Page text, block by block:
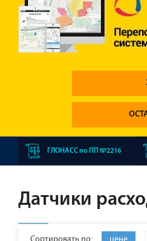
ГЛОНАСС по ПП №2216
Датчики
Сортировать по: